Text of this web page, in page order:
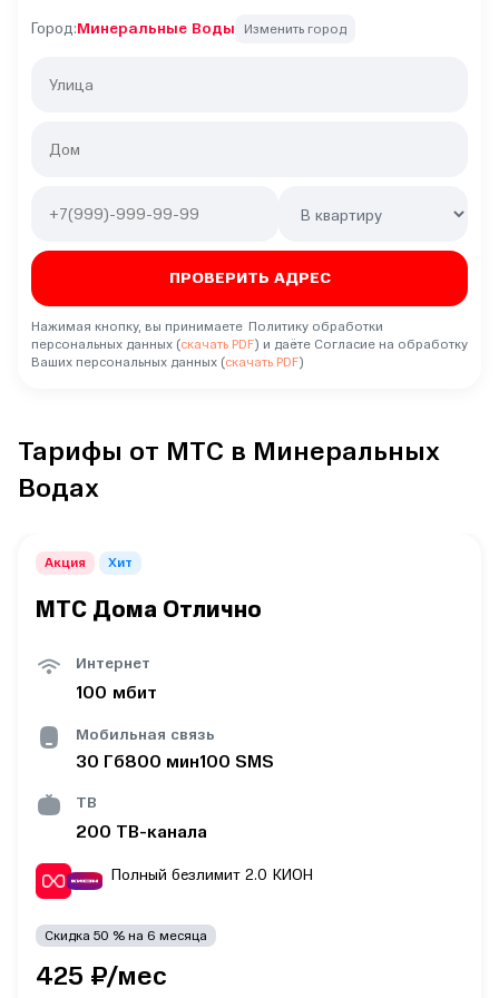
Город:Минеральные Воды Изменить город
Нажимая кнопку, вы принимаете Политику обработки
персональных данных (скачать PDF) и даёте Согласие на обработку
Ваших персональных данных (скачать PDF)
Тарифы от МТС в Минеральных
Водах
Хит
Акция
МТС Дома Отлично
Интернет
100 мбит
Мобильная связь
30 Гб800 мин100 SMS
ТВ
200 ТВ-канала
Полный безлимит 2.0 КИОН
Скидка 50 % на 6 месяца
425 ₽/мес